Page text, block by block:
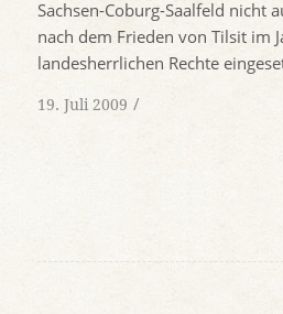
Sachsen-Coburg-Saalfeld nicht
nach dem Frieden von Tilsit im
landesherrlichen Rechte
19. Juli 2009 /